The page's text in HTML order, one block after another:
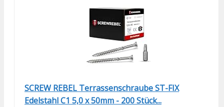
SCREW REBEL Terrassenschraube ST-FIX
Edelstahl C1 5,0 x 50mm - 200 Stück...